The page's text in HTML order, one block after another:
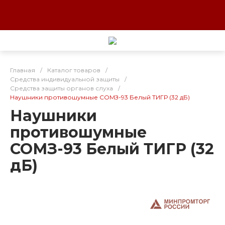
Главная / Каталог товаров
/
Средства индивидуальной защиты
/
Средства защиты органов слуха
/
Наушники противошумные СОМЗ-93 Белый ТИГР (32 дБ)
Наушники
противошумные
СОМЗ-93 Белый ТИГР (32
дБ)